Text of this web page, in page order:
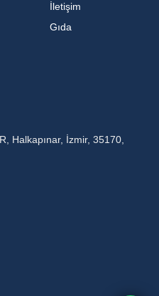
İletişim
Gıda
Halkapınar, İzmir, 35170,